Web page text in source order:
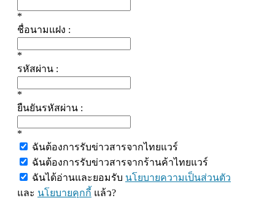
*
ชื่อนามแฝง :
*
รหัสผ่าน :
*
ยืนยันรหัสผ่าน :
*
ฉันต้องการรับข่าวสารจากไทยแวร์
ฉันต้องการรับข่าวสารจากร้านค้าไทยแวร์
ฉันได้อ่านและยอมรับ นโยบายความเป็นส่วนตัว
และ นโยบายคุกกี้ แล้ว?